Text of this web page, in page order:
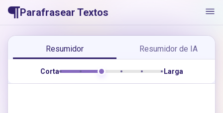
Parafrasear Textos
Resumidor Resumidor de IA
Corta Larga